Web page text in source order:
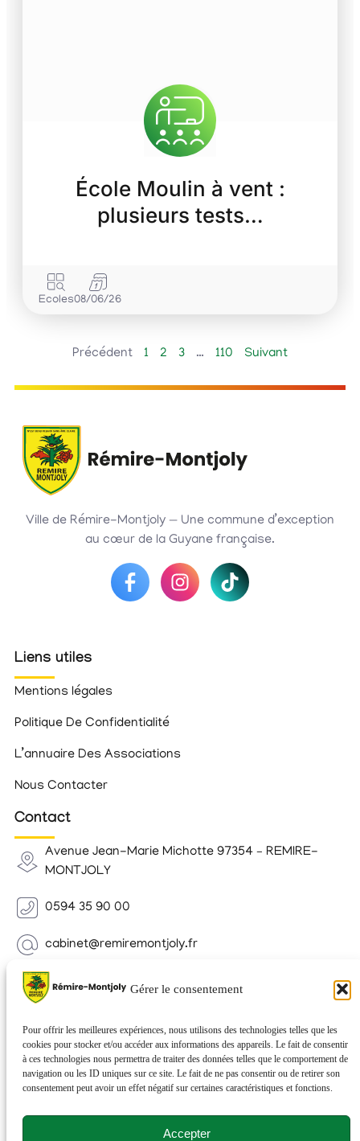
Gérer le consentement
Pour offrir les meilleures expériences, nous utilisons des technologies telles que les
cookies pour stocker et/ou accéder aux informations des appareils. Le fait de consentir
à ces technologies nous permettra de traiter des données telles que le comportement de
navigation ou les ID uniques sur ce site. Le fait de ne pas consentir ou de retirer son
consentement peut avoir un effet négatif sur certaines caractéristiques et fonctions.
Accepter
École Moulin à vent :
plusieurs tests…
Ecoles08/06/26
Précédent 1 2 3 … 110 Suivant
Ville de Rémire-Montjoly — Une commune d’exception
au cœur de la Guyane française.
Liens utiles
Mentions légales
Politique De Confidentialité
L’annuaire Des Associations
Nous Contacter
Contact
Avenue Jean-Marie Michotte 97354 – REMIRE-
MONTJOLY
0594 35 90 00
cabinet@remiremontjoly.fr
Newsletter
nouvelles de votre commune.